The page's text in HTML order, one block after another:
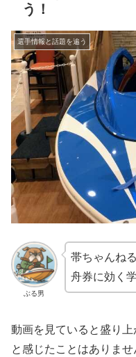
う！
選手情報と話題を追う
ぶる男
帯ちゃんね
舟券に効く
動画を見ていると盛り
と感じたことはありま